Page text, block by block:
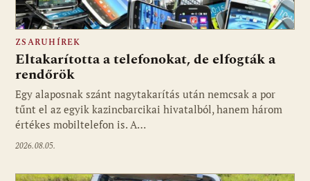
ZSARUHÍREK
Eltakarította a telefonokat, de elfogták a
rendőrök
Egy alaposnak szánt nagytakarítás után nemcsak a por
tűnt el az egyik kazincbarcikai hivatalból, hanem három
értékes mobiltelefon is. A…
2026.08.05.